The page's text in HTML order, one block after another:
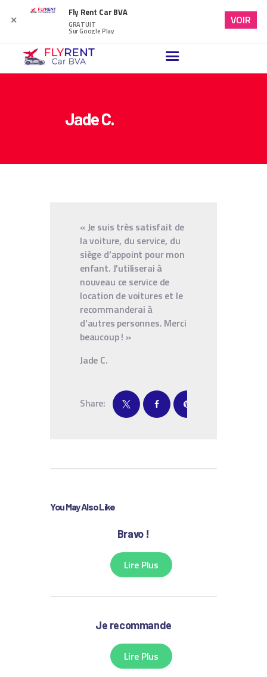
Jade C.
NOTRE BLOG
« Je suis très satisfait de
la voiture, du service, du
siège d’appoint pour mon
enfant. J’utiliserai à
nouveau ce service de
location de voitures et le
recommanderai à
d’autres personnes. Merci
beaucoup ! »
Jade C.
Share:
You May Also Like
Bravo !
Lire Plus
Je recommande
Lire Plus
✕
Fly Rent Car BVA
GRATUIT
Sur Google Play
VOIR